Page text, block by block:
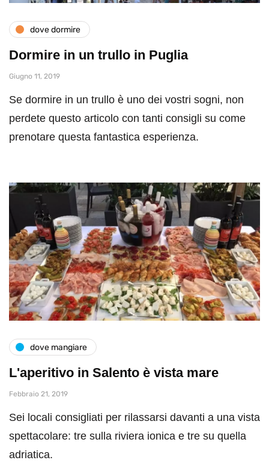
dove dormire
Dormire in un trullo in Puglia
Giugno 11, 2019
Se dormire in un trullo è uno dei vostri sogni, non
perdete questo articolo con tanti consigli su come
prenotare questa fantastica esperienza.
dove mangiare
L'aperitivo in Salento è vista mare
Febbraio 21, 2019
Sei locali consigliati per rilassarsi davanti a una vista
spettacolare: tre sulla riviera ionica e tre su quella
adriatica.